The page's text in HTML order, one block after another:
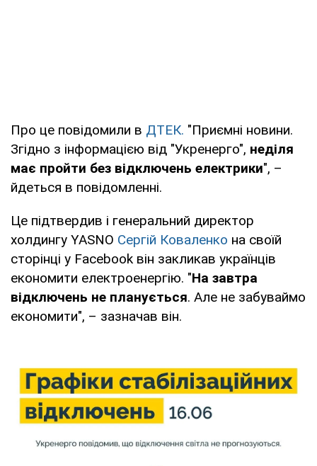
Про це повідомили в ДТЕК. "Приємні новини.
Згідно з інформацією від "Укренерго", неділя
має пройти без відключень електрики", –
йдеться в повідомленні.
Це підтвердив і генеральний директор
холдингу YASNO Сергій Коваленко на своїй
сторінці у Facebook він закликав українців
економити електроенергію. "На завтра
відключень не планується. Але не забуваймо
економити", – зазначав він.